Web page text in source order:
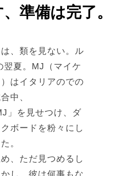
準備は完了。
、類を見ない。ル
翌夏。MJ（マイケ
はイタリアのでの
中、
」を見せつけ、ダ
ボードを粉々にし
た。
、ただ見つめるし